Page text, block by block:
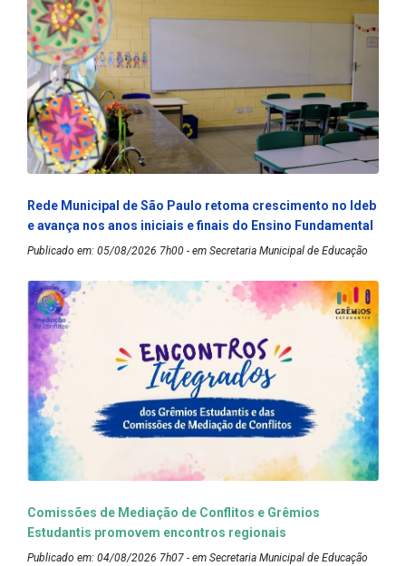
Rede Municipal de São Paulo retoma crescimento no Ideb
e avança nos anos iniciais e finais do Ensino Fundamental
Publicado em: 05/08/2026 7h00 - em Secretaria Municipal de Educação
Comissões de Mediação de Conflitos e Grêmios
Estudantis promovem encontros regionais
Publicado em: 04/08/2026 7h07 - em Secretaria Municipal de Educação